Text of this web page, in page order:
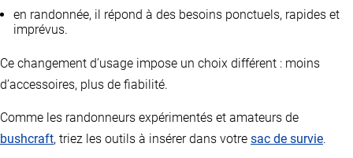
en randonnée, il répond à des besoins ponctuels, rapides et
imprévus.
Ce changement d’usage impose un choix différent : moins
d’accessoires, plus de fiabilité.
Comme les randonneurs expérimentés et amateurs de
bushcraft, triez les outils à insérer dans votre sac de survie.